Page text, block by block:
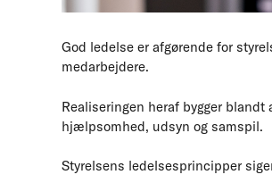
God ledelse er afgørende for
medarbejdere.
Realiseringen heraf bygger
hjælpsomhed, udsyn og samspil.
Styrelsens ledelsesprincipper